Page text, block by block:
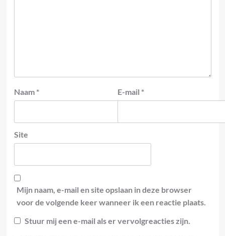
Naam * E-mail *
Site
Mijn naam, e-mail en site opslaan in deze browser
voor de volgende keer wanneer ik een reactie plaats.
Stuur mij een e-mail als er vervolgreacties zijn.